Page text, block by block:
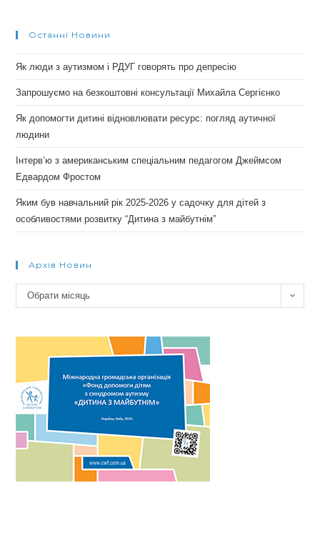
Останні Новини
Як люди з аутизмом і РДУГ говорять про депресію
Запрошуємо на безкоштовні консультації Михайла Сергієнко
Як допомогти дитині відновлювати ресурс: погляд аутичної
людини
Інтерв’ю з американським спеціальним педагогом Джеймсом
Едвардом Фростом
Яким був навчальний рік 2025-2026 у садочку для дітей з
особливостями розвитку “Дитина з майбутнім”
Архів Новин
Архів
новин
Обрати місяць